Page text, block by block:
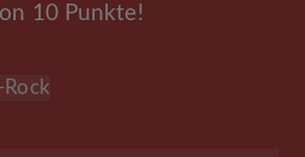
10 Punkte!
Rock